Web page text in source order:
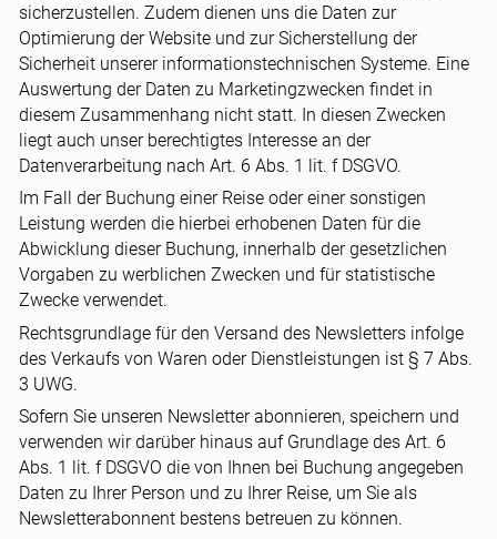
sicherzustellen. Zudem dienen uns die Daten zur
Optimierung der Website und zur Sicherstellung der
Sicherheit unserer informationstechnischen Systeme. Eine
Auswertung der Daten zu Marketingzwecken findet in
diesem Zusammenhang nicht statt. In diesen Zwecken
liegt auch unser berechtigtes Interesse an der
Datenverarbeitung nach Art. 6 Abs. 1 lit. f DSGVO.
Im Fall der Buchung einer Reise oder einer sonstigen
Leistung werden die hierbei erhobenen Daten für die
Abwicklung dieser Buchung, innerhalb der gesetzlichen
Vorgaben zu werblichen Zwecken und für statistische
Zwecke verwendet.
Rechtsgrundlage für den Versand des Newsletters infolge
des Verkaufs von Waren oder Dienstleistungen ist § 7 Abs.
3 UWG.
Sofern Sie unseren Newsletter abonnieren, speichern und
verwenden wir darüber hinaus auf Grundlage des Art. 6
Abs. 1 lit. f DSGVO die von Ihnen bei Buchung angegeben
Daten zu Ihrer Person und zu Ihrer Reise, um Sie als
Newsletterabonnent bestens betreuen zu können.